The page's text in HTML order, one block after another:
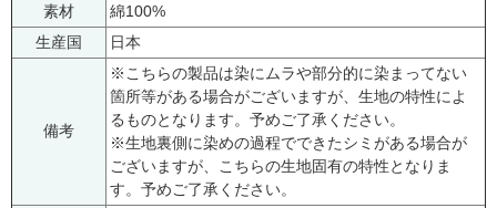
素材
綿100%
生産国
日本
備考
※こちらの製品は染にムラや部分的に染まってない
箇所等がある場合がございますが、生地の特性によ
るものとなります。予めご了承ください。
※生地裏側に染めの過程でできたシミがある場合が
ございますが、こちらの生地固有の特性となりま
す。予めご了承ください。